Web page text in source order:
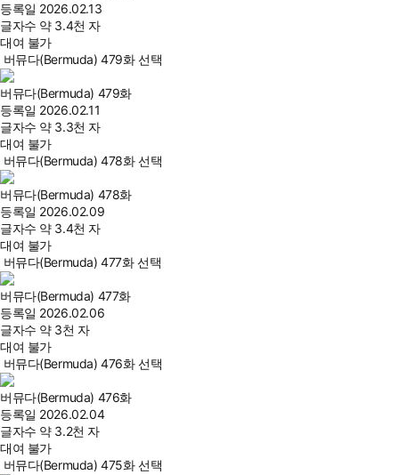
등록일 2026.02.13
글자수 약 3.4천 자
대여 불가
버뮤다(Bermuda) 479화 선택
버뮤다(Bermuda) 479화
등록일 2026.02.11
글자수 약 3.3천 자
대여 불가
버뮤다(Bermuda) 478화 선택
버뮤다(Bermuda) 478화
등록일 2026.02.09
글자수 약 3.4천 자
대여 불가
버뮤다(Bermuda) 477화 선택
버뮤다(Bermuda) 477화
등록일 2026.02.06
글자수 약 3천 자
대여 불가
버뮤다(Bermuda) 476화 선택
버뮤다(Bermuda) 476화
등록일 2026.02.04
글자수 약 3.2천 자
대여 불가
버뮤다(Bermuda) 475화 선택